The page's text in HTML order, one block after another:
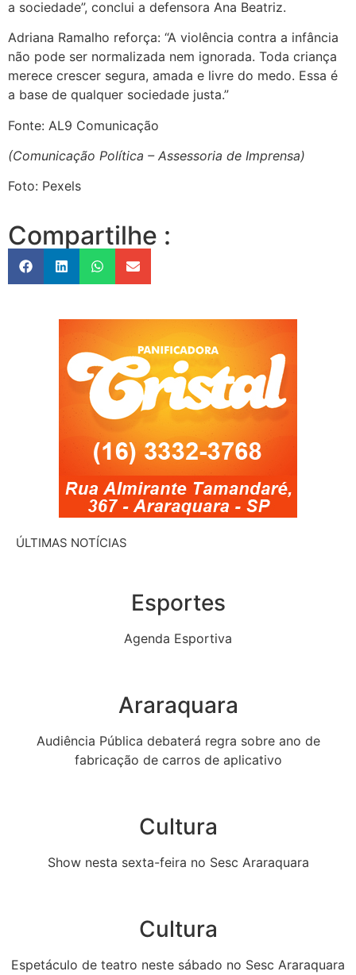
a sociedade”, conclui a defensora Ana Beatriz.
Adriana Ramalho reforça: “A violência contra a infância
não pode ser normalizada nem ignorada. Toda criança
merece crescer segura, amada e livre do medo. Essa é
a base de qualquer sociedade justa.”
Fonte: AL9 Comunicação
(Comunicação Política – Assessoria de Imprensa)
Foto: Pexels
Compartilhe :
ÚLTIMAS NOTÍCIAS
Esportes
Agenda Esportiva
Araraquara
Audiência Pública debaterá regra sobre ano de
fabricação de carros de aplicativo
Cultura
Show nesta sexta-feira no Sesc Araraquara
Cultura
Espetáculo de teatro neste sábado no Sesc Araraquara